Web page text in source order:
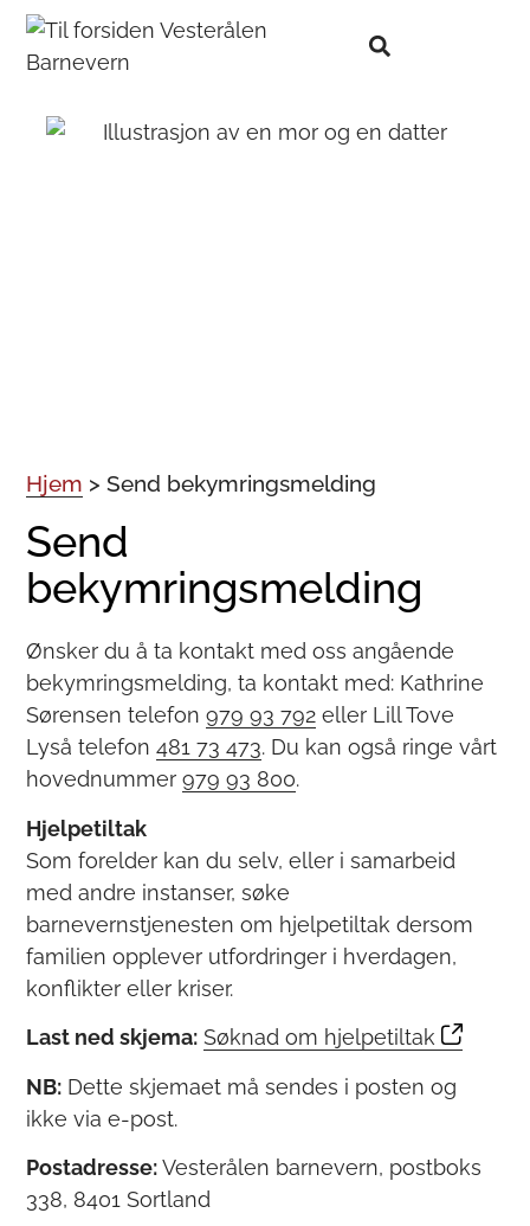
Hjem >Send bekymringsmelding
Send
bekymringsmelding
Ønsker du å ta kontakt med oss angående
bekymringsmelding, ta kontakt med: Kathrine
Sørensen telefon979 93 792 eller Lill Tove
Lyså telefon481 73 473. Du kan også ringe vårt
hovednummer979 93 800.
Hjelpetiltak
Som forelder kan du selv, eller i samarbeid
med andre instanser, søke
barnevernstjenesten om hjelpetiltak dersom
familien opplever utfordringer i hverdagen,
konflikter eller kriser.
Last ned skjema: Søknad om hjelpetiltak
NB: Dette skjemaet må sendes i posten og
ikke via e-post.
Postadresse:Vesterålen barnevern, postboks
338, 8401 Sortland